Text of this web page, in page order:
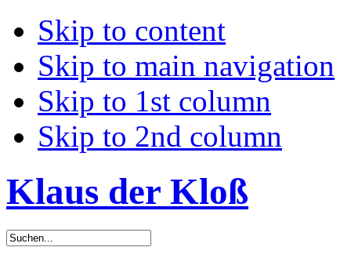
Skip to content
Skip to main navigation
Skip to 1st column
Skip to 2nd column
Klaus der Kloß